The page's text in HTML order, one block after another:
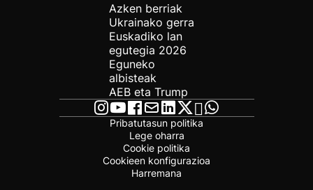
Azken berriak
Ukrainako gerra
Euskadiko lan
egutegia 2026
Eguneko
albisteak
AEB eta Trump
Pribatutasun politika
Lege oharra
Cookie politika
Cookieen konfigurazioa
Harremana